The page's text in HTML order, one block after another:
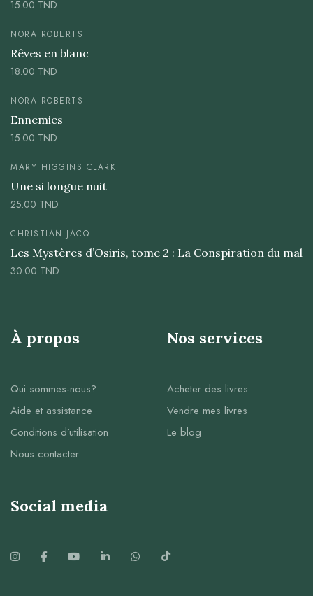
15.00 TND
NORA ROBERTS
Rêves en blanc
18.00 TND
NORA ROBERTS
Ennemies
15.00 TND
MARY HIGGINS CLARK
Une si longue nuit
25.00 TND
CHRISTIAN JACQ
Les Mystères d’Osiris, tome 2 : La Conspiration du mal
30.00 TND
À propos
Qui sommes-nous?
Aide et assistance
Conditions d’utilisation
Nous contacter
Nos services
Acheter des livres
Vendre mes livres
Le blog
Social media